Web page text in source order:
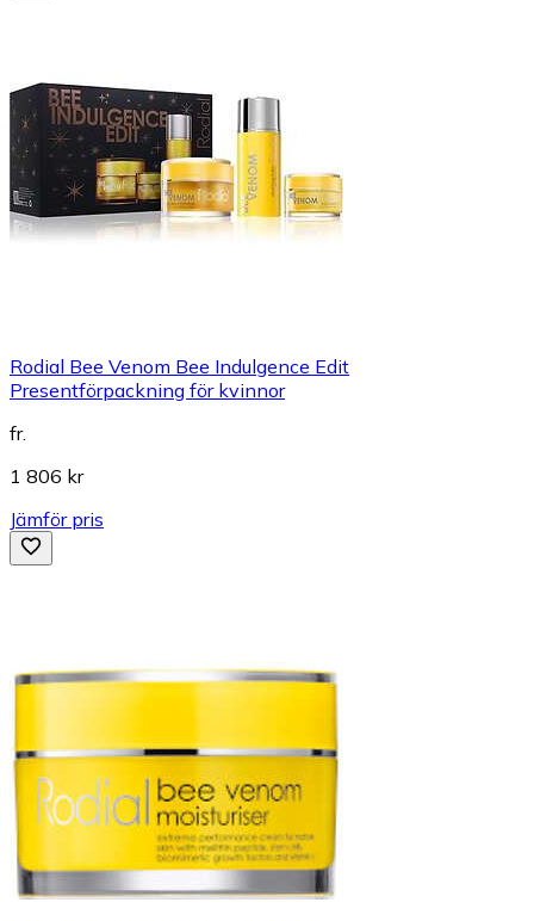
Rodial Bee Venom Bee Indulgence Edit
Presentförpackning för kvinnor
fr.
1 806 kr
Jämför pris